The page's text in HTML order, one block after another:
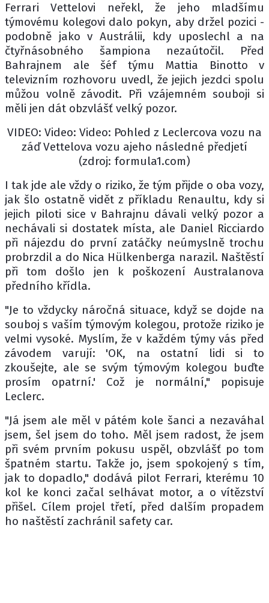
Ferrari Vettelovi neřekl, že jeho mladšímu
týmovému kolegovi dalo pokyn, aby držel pozici -
podobně jako v Austrálii, kdy uposlechl a na
čtyřnásobného šampiona nezaútočil. Před
Bahrajnem ale šéf týmu Mattia Binotto v
televizním rozhovoru uvedl, že jejich jezdci spolu
můžou volně závodit. Při vzájemném souboji si
měli jen dát obzvlášť velký pozor.
VIDEO: Video: Video: Pohled z Leclercova vozu na
záď Vettelova vozu ajeho následné předjetí
(zdroj: formula1.com)
I tak jde ale vždy o riziko, že tým přijde o oba vozy,
jak šlo ostatně vidět z příkladu Renaultu, kdy si
jejich piloti sice v Bahrajnu dávali velký pozor a
nechávali si dostatek místa, ale Daniel Ricciardo
při nájezdu do první zatáčky neúmyslně trochu
probrzdil a do Nica Hülkenberga narazil. Naštěstí
při tom došlo jen k poškození Australanova
předního křídla.
"Je to vždycky náročná situace, když se dojde na
souboj s vaším týmovým kolegou, protože riziko je
velmi vysoké. Myslím, že v každém týmy vás před
závodem varují: 'OK, na ostatní lidi si to
zkoušejte, ale se svým týmovým kolegou buďte
prosím opatrní.' Což je normální," popisuje
Leclerc.
"Já jsem ale měl v pátém kole šanci a nezaváhal
jsem, šel jsem do toho. Měl jsem radost, že jsem
při svém prvním pokusu uspěl, obzvlášť po tom
špatném startu. Takže jo, jsem spokojený s tím,
jak to dopadlo," dodává pilot Ferrari, kterému 10
kol ke konci začal selhávat motor, a o vítězství
přišel. Cílem projel třetí, před dalším propadem
ho naštěstí zachránil safety car.